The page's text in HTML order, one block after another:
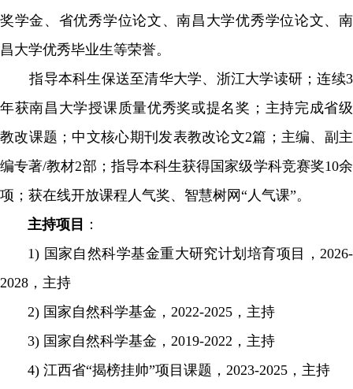
奖学金、省优秀学位论文、南昌大学优秀学位论文、南
昌大学优秀毕业生等荣誉。
指导本科生保送至清华大学、浙江大学读研；连续3
年获南昌大学授课质量优秀奖或提名奖；主持完成省级
教改课题；中文核心期刊发表教改论文2篇；主编、副主
编专著/教材2部；指导本科生获得国家级学科竞赛奖10余
项；获在线开放课程人气奖、智慧树网“人气课”。
主持项目
：
1) 国家自然科学基金重大研究计划培育项目，2026-
2028 ，主持
2) 国家自然科学基金，2022-2025 ，主持
3) 国家自然科学基金，2019-2022 ，主持
4)江西省“揭榜挂帅”项目课题，2023-2025 ，主持